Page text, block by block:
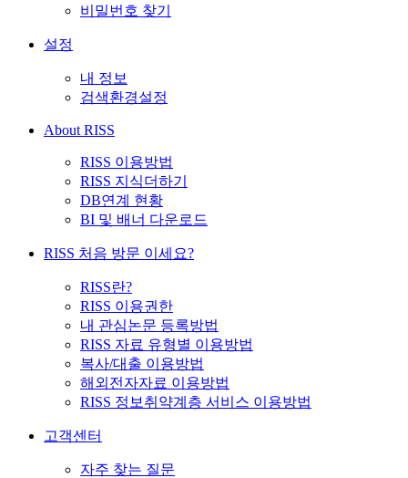
비밀번호 찾기
설정
내 정보
검색환경설정
About RISS
RISS 이용방법
RISS 지식더하기
DB연계 현황
BI 및 배너 다운로드
RISS 처음 방문 이세요?
RISS란?
RISS 이용권한
내 관심논문 등록방법
RISS 자료 유형별 이용방법
복사/대출 이용방법
해외전자자료 이용방법
RISS 정보취약계층 서비스 이용방법
고객센터
자주 찾는 질문